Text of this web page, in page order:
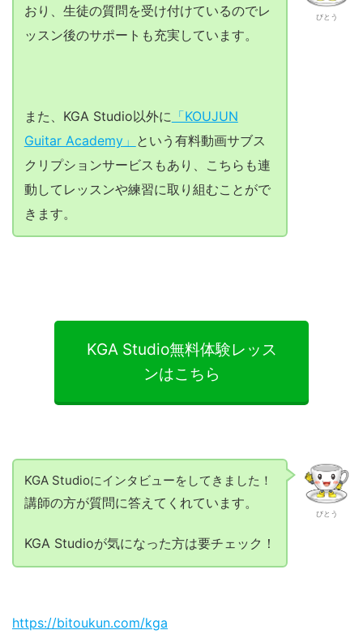
びとう
おり、生徒の質問を受け付けているのでレ
ッスン後のサポートも充実しています。
また、KGA Studio以外に 「KOUJUN
Guitar Academy」 という有料動画サブス
クリプションサービスもあり、こちらも連
動してレッスンや練習に取り組むことがで
きます。
KGA Studio無料体験レッス
ンはこちら
びとう
KGA Studioにインタビューをしてきました！
講師の方が質問に答えてくれています。
KGA Studioが気になった方は要チェック！
https://bitoukun.com/kga